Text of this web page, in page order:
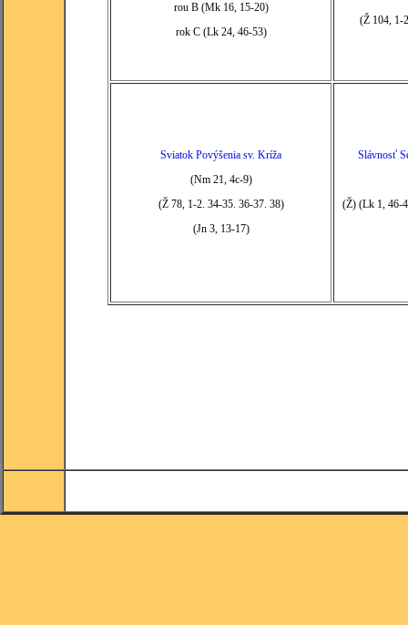
rou B (Mk 16, 15-20)
rok C (Lk 24, 46-53)
(Ž 104, 1-
Sviatok Povýšenia sv. Kríža
(Nm 21, 4c-9)
(Ž 78, 1-2. 34-35. 36-37. 38)
(Jn 3, 13-17)
Slávnosť
(Ž) (Lk 1, 46-